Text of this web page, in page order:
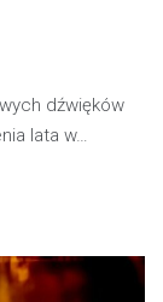
dźwięków
lata w…